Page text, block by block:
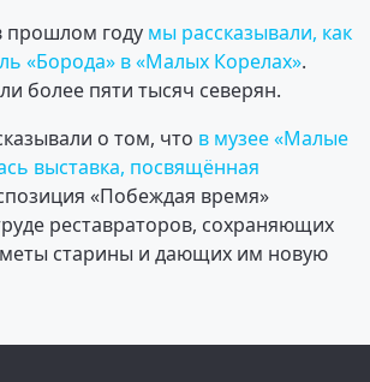
прошлом году мы рассказывали, как
«Борода» в «Малых Корелах».
более пяти тысяч северян.
о том, что в музее «Малые
выставка, посвящённая
«Побеждая время»
реставраторов, сохраняющих
старины и дающих им новую